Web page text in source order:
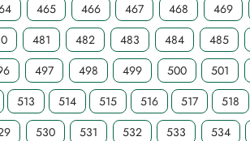
465 466 467 468 469
481 482 483 484 485
497 498 499 500 501
513
514 515 516 517 518
530 531 532 533 534